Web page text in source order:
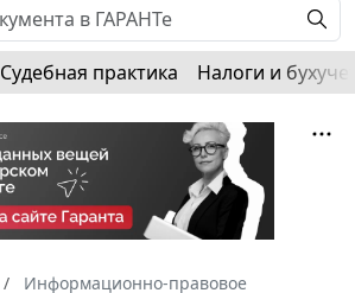
Судебная практика Налоги и
Информационно-правовое